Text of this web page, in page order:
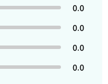
0.0
0.0
0.0
0.0